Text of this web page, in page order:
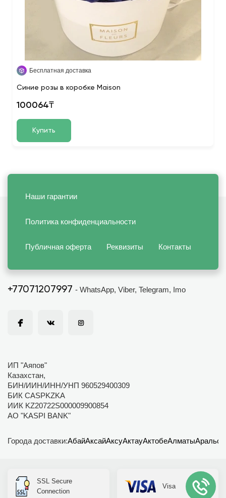
Бесплатная доставка
Синие розы в коробке Maison
100064₸
Купить
Наши гарантии
Политика конфиденциальности
Публичная оферта Реквизиты Контакты
+77071207997 - WhatsApp, Viber, Telegram, Imo
ИП "Аяпов"
Казахстан,
БИН/ИИН/ИНН/УНП 960529400309
БИК CASPKZKA
ИИК KZ20722S000009900854
АО "KASPI BANK"
Города доставки:АбайАксайАксуАктауАктобеАлматыАральск
SSL Secure
Connection
Visa